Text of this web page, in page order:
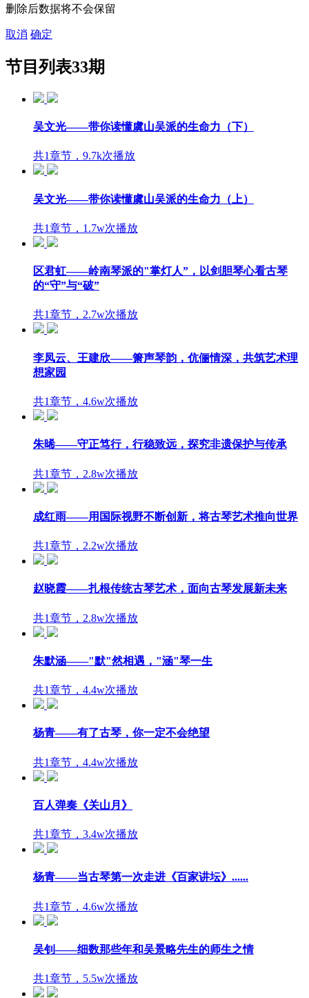
删除后数据将不会保留
取消 确定
节目列表33期
吴文光——带你读懂虞山吴派的生命力（下）
共1章节，9.7k次播放
吴文光——带你读懂虞山吴派的生命力（上）
共1章节，1.7w次播放
区君虹——岭南琴派的"掌灯人”，以剑胆琴心看古琴
的“守”与“破”
共1章节，2.7w次播放
李凤云、王建欣——箫声琴韵，伉俪情深，共筑艺术理
想家园
共1章节，4.6w次播放
朱晞——守正笃行，行稳致远，探究非遗保护与传承
共1章节，2.8w次播放
成红雨——用国际视野不断创新，将古琴艺术推向世界
共1章节，2.2w次播放
赵晓霞——扎根传统古琴艺术，面向古琴发展新未来
共1章节，2.8w次播放
朱默涵——"默"然相遇，"涵"琴一生
共1章节，4.4w次播放
杨青——有了古琴，你一定不会绝望
共1章节，4.4w次播放
百人弹奏《关山月》
共1章节，3.4w次播放
杨青——当古琴第一次走进《百家讲坛》......
共1章节，4.6w次播放
吴钊——细数那些年和吴景略先生的师生之情
共1章节，5.5w次播放